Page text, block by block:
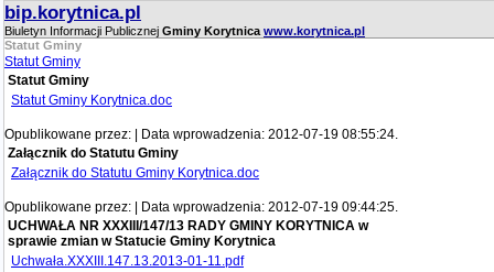
bip.korytnica.pl
Biuletyn Informacji Publicznej Gminy Korytnica www.korytnica.pl
Statut Gminy
Statut Gminy
Statut Gminy
Statut Gminy Korytnica.doc
Opublikowane przez: | Data wprowadzenia: 2012-07-19 08:55:24.
Załącznik do Statutu Gminy
Załącznik do Statutu Gminy Korytnica.doc
Opublikowane przez: | Data wprowadzenia: 2012-07-19 09:44:25.
UCHWAŁA NR XXXIII/147/13 RADY GMINY KORYTNICA w
sprawie zmian w Statucie Gminy Korytnica
Uchwała.XXXIII.147.13.2013-01-11.pdf